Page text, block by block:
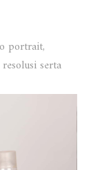
portrait,
serta